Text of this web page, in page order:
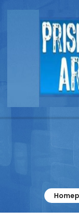
Buscador
Documentos
Columnistas
Contacto